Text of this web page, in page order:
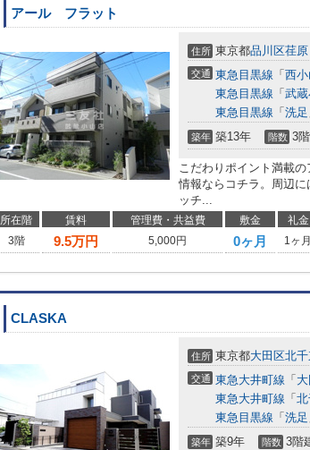
アール フラット
住所 東京都品川区荏原
交通 東急目黒線 「 西小
東急目黒線 「 武
東急目黒線 「 洗足
築年 築13年 階数 3
こだわりポイント満載
情報ならコチラ。周辺
ッチ...
所在階 賃料 管理費・共益費 敷金 礼金
3階
9.5万円 5,000円 0ヶ月 1ヶ月
CLASKA
住所 東京都大田区北
交通 東急大井町線 「
東急大井町線 「
東急目黒線 「 洗足
築年 築9年 階数 3階